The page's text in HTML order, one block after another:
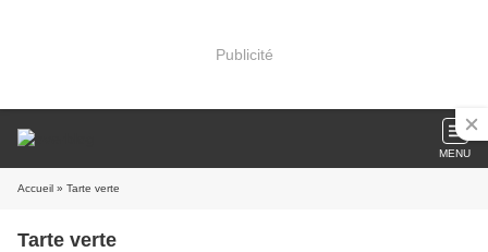
Publicité
MENU
Accueil » Tarte verte
Tarte verte